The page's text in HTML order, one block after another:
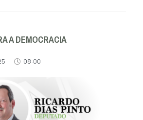
A DEMOCRACIA
08:00